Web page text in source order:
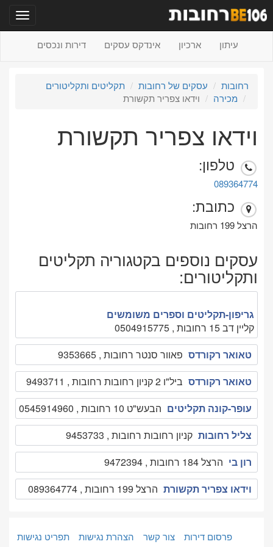
עיתון ארכיון אינדקס עסקים דירות ונכסים
רחובות עסקים של רחובות
תקליטים ותקליטורים
מכירה
וידאו צפריר תקשורת
וידאו צפריר תקשורת
טלפון:
089364774
כתובת:
הרצל 199 רחובות
עסקים נוספים בקטגוריה תקליטים
ותקליטורים:
גריפון-תקליטים וספרים משומשים
קליין דב 15 רחובות , 0504915775
טאואר רקורדס פאוור סנטר רחובות , 9353665
טאואר רקורדס ביל"ו 2 קניון רחובות רחובות , 9493711
עופר-קונה תקליטים הבעש"ט 10 רחובות , 0545914960
צליל רחובות קניון רחובות רחובות , 9453733
רון בי הרצל 184 רחובות , 9472394
וידאו צפריר תקשורת הרצל 199 רחובות , 089364774
פרסום דירות צור קשר הצהרת נגישות
תפריט נגישות